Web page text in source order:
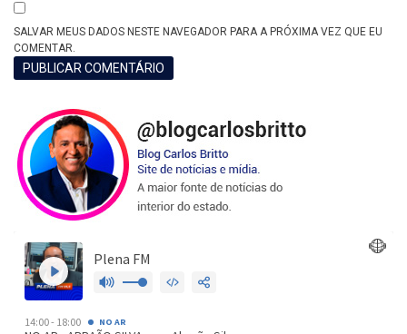
SALVAR MEUS DADOS NESTE NAVEGADOR PARA A PRÓXIMA VEZ QUE EU
COMENTAR.